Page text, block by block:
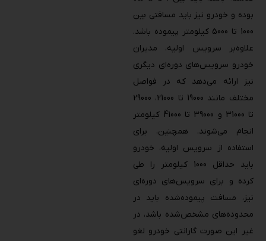
بوده و خودرو نیز باید مسافتی بین
1000 تا 5000 کیلومتر پیموده باشد.
علاوه‌بر سرویس اولیه، مدیران
خودرو سرویس‌های دوره‌ای دیگری
نیز ارائه می‌دهد که در فواصل
مختلف مانند 19000 تا 21000، 29000
تا 31000 و 39000 تا 41000 کیلومتر
انجام می‌شوند. همچنین، برای
استفاده از سرویس اولیه، خودرو
باید حداقل 1000 کیلومتر را طی
کرده و برای سرویس‌های دوره‌ای
نیز، مسافت پیموده‌شده باید در
محدوده‌های مشخص‌شده باشد، در
غیر این صورت گارانتی خودرو لغو